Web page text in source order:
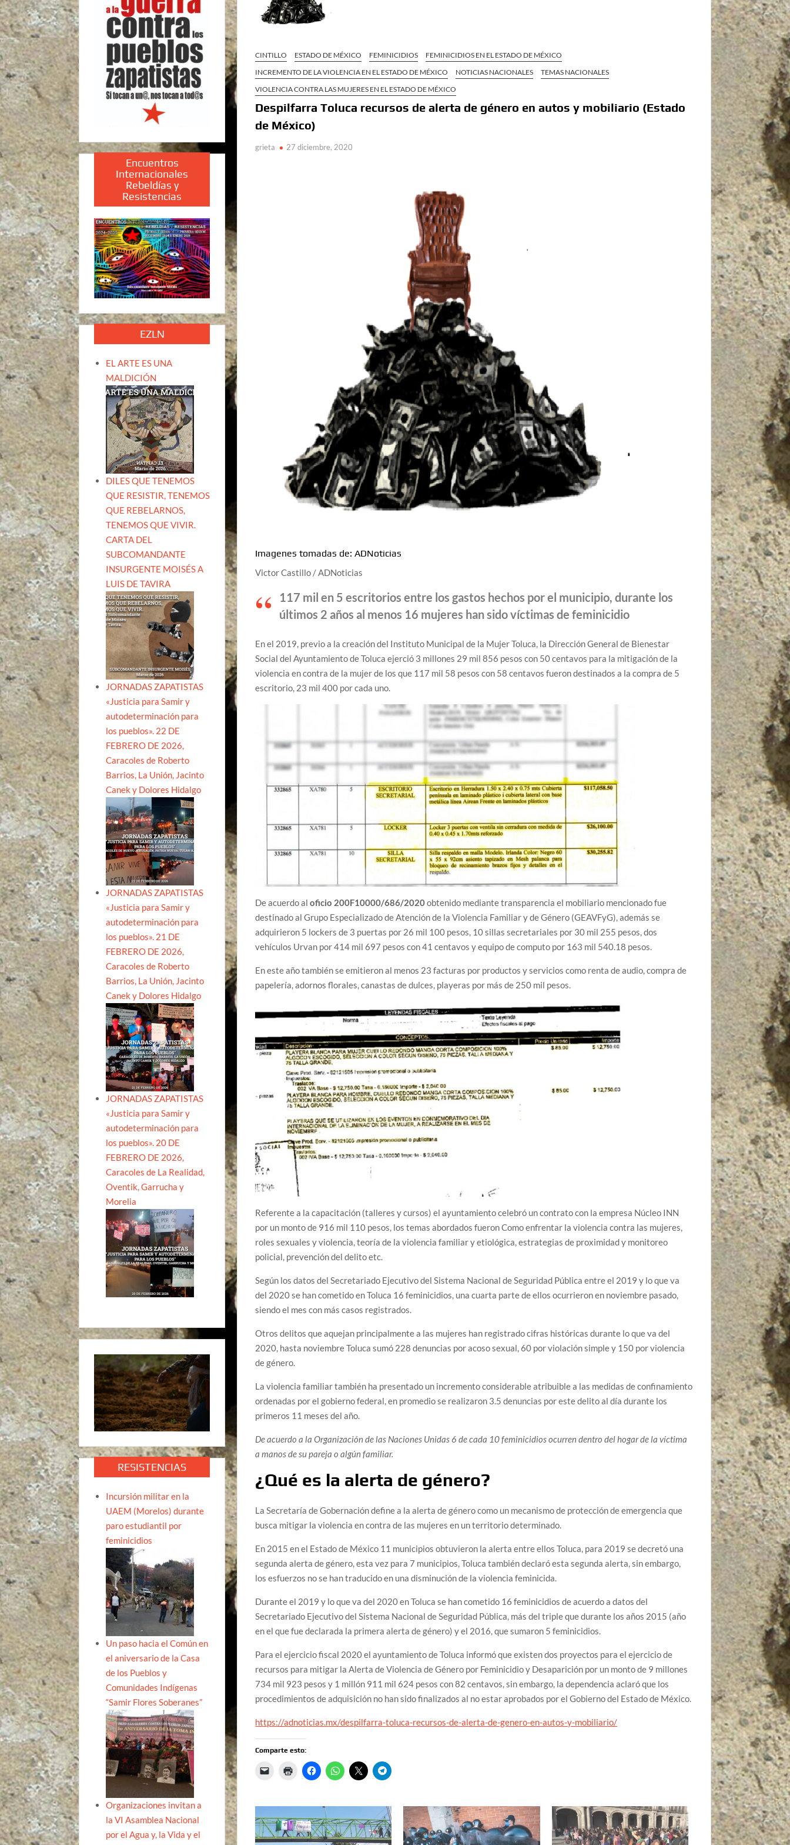
CINTILLO ESTADO DE MÉXICO FEMINICIDIOS
FEMINICIDIOS EN EL ESTADO DE MÉXICO
INCREMENTO DE LA VIOLENCIA EN EL ESTADO DE MÉXICO
NOTICIAS NACIONALES
TEMAS NACIONALES
VIOLENCIA CONTRA LAS MUJERES EN EL ESTADO DE MÉXICO
Despilfarra Toluca recursos de alerta de género en autos y mobiliario (Estado
de México)
grieta 27 diciembre, 2020
Imagenes tomadas de: ADNoticias
Victor Castillo / ADNoticias
117 mil en 5 escritorios entre los gastos hechos por el municipio, durante los
últimos 2 años al menos 16 mujeres han sido víctimas de feminicidio
En el 2019, previo a la creación del Instituto Municipal de la Mujer Toluca, la Dirección General de Bienestar
Social del Ayuntamiento de Toluca ejerció 3 millones 29 mil 856 pesos con 50 centavos para la mitigación de la
violencia en contra de la mujer de los que 117 mil 58 pesos con 58 centavos fueron destinados a la compra de 5
escritorio, 23 mil 400 por cada uno.
De acuerdo al oficio 200F10000/686/2020obtenido mediante transparencia el mobiliario mencionado fue
destinado al Grupo Especializado de Atención de la Violencia Familiar y de Género (GEAVFyG), además se
adquirieron 5 lockers de 3 puertas por 26 mil 100 pesos, 10 sillas secretariales por 30 mil 255 pesos, dos
vehículos Urvan por 414 mil 697 pesos con 41 centavos y equipo de computo por 163 mil 540.18 pesos.
En este año también se emitieron al menos 23 facturas por productos y servicios como renta de audio, compra de
papelería, adornos florales, canastas de dulces, playeras por más de 250 mil pesos.
Referente a la capacitación (talleres y cursos) el ayuntamiento celebró un contrato con la empresa Núcleo INN
por un monto de 916 mil 110 pesos, los temas abordados fueron Como enfrentar la violencia contra las mujeres,
roles sexuales y violencia, teoría de la violencia familiar y etiológica, estrategias de proximidad y monitoreo
policial, prevención del delito etc.
Según los datos del Secretariado Ejecutivo del Sistema Nacional de Seguridad Pública entre el 2019 y lo que va
del 2020 se han cometido en Toluca 16 feminicidios, una cuarta parte de ellos ocurrieron en noviembre pasado,
siendo el mes con más casos registrados.
Otros delitos que aquejan principalmente a las mujeres han registrado cifras históricas durante lo que va del
2020, hasta noviembre Toluca sumó 228 denuncias por acoso sexual, 60 por violación simple y 150 por violencia
de género.
La violencia familiar también ha presentado un incremento considerable atribuible a las medidas de confinamiento
ordenadas por el gobierno federal, en promedio se realizaron 3.5 denuncias por este delito al día durante los
primeros 11 meses del año.
De acuerdo a laOrganización de las Naciones Unidas6 de cada 10 feminicidios ocurren dentro del hogar de la víctima
a manos de su pareja o algún familiar.
¿Qué es la alerta de género?
La Secretaría de Gobernación define a la alerta de género como un mecanismo de protección de emergencia que
busca mitigar la violencia en contra de las mujeres en un territorio determinado.
En 2015 en el Estado de México 11 municipios obtuvieron la alerta entre ellos Toluca, para 2019 se decretó una
segunda alerta de género, esta vez para 7 municipios, Toluca también declaró esta segunda alerta, sin embargo,
los esfuerzos no se han traducido en una disminución de la violencia feminicida.
Durante el 2019 y lo que va del 2020 en Toluca se han cometido 16 feminicidios de acuerdo a datos del
Secretariado Ejecutivo del Sistema Nacional de Seguridad Pública, más del triple que durante los años 2015 (año
en el que fue declarada la primera alerta de género) y el 2016, que sumaron 5 feminicidios.
Para el ejercicio fiscal 2020 el ayuntamiento de Toluca informó que existen dos proyectos para el ejercicio de
recursos para mitigar la Alerta de Violencia de Género por Feminicidio y Desaparición por un monto de 9 millones
734 mil 923 pesos y 1 millón 911 mil 624 pesos con 82 centavos, sin embargo, la dependencia aclaró que los
procedimientos de adquisición no han sido finalizados al no estar aprobados por el Gobierno del Estado de México.
https://adnoticias.mx/despilfarra-toluca-recursos-de-alerta-de-genero-en-autos-y-mobiliario/
Comparte esto:
Encuentros
Internacionales
Rebeldías y
Resistencias
EZLN
EL ARTE ES UNA
MALDICIÓN
DILES QUE TENEMOS
QUE RESISTIR, TENEMOS
QUE REBELARNOS,
TENEMOS QUE VIVIR.
CARTA DEL
SUBCOMANDANTE
INSURGENTE MOISÉS A
LUIS DE TAVIRA
JORNADAS ZAPATISTAS
«Justicia para Samir y
autodeterminación para
los pueblos». 22 DE
FEBRERO DE 2026,
Caracoles de Roberto
Barrios, La Unión, Jacinto
Canek y Dolores Hidalgo
JORNADAS ZAPATISTAS
«Justicia para Samir y
autodeterminación para
los pueblos». 21 DE
FEBRERO DE 2026,
Caracoles de Roberto
Barrios, La Unión, Jacinto
Canek y Dolores Hidalgo
JORNADAS ZAPATISTAS
«Justicia para Samir y
autodeterminación para
los pueblos». 20 DE
FEBRERO DE 2026,
Caracoles de La Realidad,
Oventik, Garrucha y
Morelia
RESISTENCIAS
Incursión militar en la
UAEM (Morelos) durante
paro estudiantil por
feminicidios
Un paso hacia el Común en
el aniversario de la Casa
de los Pueblos y
Comunidades Indígenas
“Samir Flores Soberanes”
Organizaciones invitan a
la VI Asamblea Nacional
por el Agua y, la Vida y el